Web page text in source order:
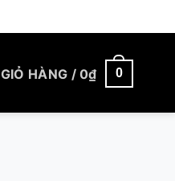
GIỎ HÀNG /0₫ 0